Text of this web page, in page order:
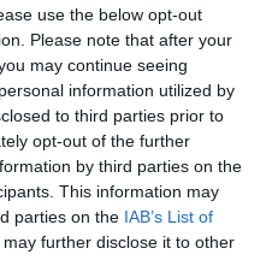
use the below opt-out
Please note that after your
may continue seeing
information utilized by
to third parties prior to
opt-out of the further
by third parties on the
This information may
parties on the IAB’s List of
may further disclose it to other
paye à la livraison (même si
liquidités à la commande
étant étalées sur des
des nouveaux avions
avions plus anciens,
prix car Ryanair
de ses appareils et ne
afin qu’ils ne
comptable.